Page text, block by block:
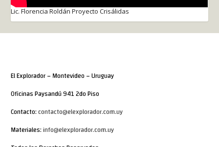
Lic. Florencia Roldán Proyecto Crisálidas
El Explorador – Montevideo – Uruguay
Oficinas Paysandú 941 2do Piso
Contacto:contacto@elexplorador.com.uy
Materiales:info@elexplorador.com.uy